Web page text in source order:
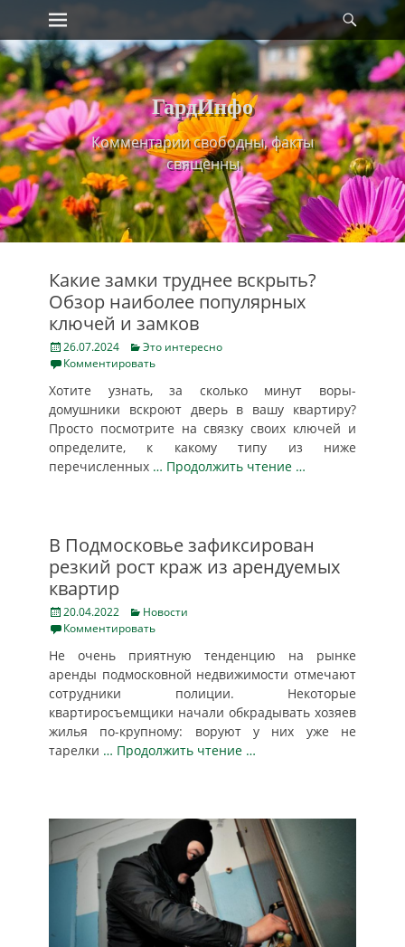
Skip
to
content
Primary Menu
ГардИнфо
Комментарии свободны, факты
священны
Какие замки труднее вскрыть?
Обзор наиболее популярных
ключей и замков
Posted
on
26.07.2024 Categories
Это интересно
Комментировать
Хотите узнать, за сколько минут воры-
домушники вскроют дверь в вашу квартиру?
Просто посмотрите на связку своих ключей и
определите, к какому типу из ниже
перечисленных … Продолжить чтение …
В Подмосковье зафиксирован
резкий рост краж из арендуемых
квартир
Posted
on
20.04.2022 Categories
Новости
Комментировать
Не очень приятную тенденцию на рынке
аренды подмосковной недвижимости отмечают
сотрудники полиции. Некоторые
квартиросъемщики начали обкрадывать хозяев
жилья по-крупному: воруют у них уже не
тарелки … Продолжить чтение …